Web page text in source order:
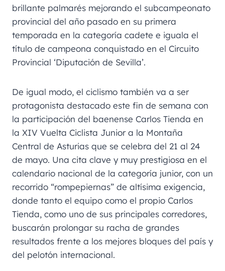
brillante palmarés mejorando el subcampeonato
provincial del año pasado en su primera
temporada en la categoría cadete e iguala el
título de campeona conquistado en el Circuito
Provincial ‘Diputación de Sevilla’.
De igual modo, el ciclismo también va a ser
protagonista destacado este fin de semana con
la participación del baenense Carlos Tienda en
la XIV Vuelta Ciclista Junior a la Montaña
Central de Asturias que se celebra del 21 al 24
de mayo. Una cita clave y muy prestigiosa en el
calendario nacional de la categoría junior, con un
recorrido “rompepiernas” de altísima exigencia,
donde tanto el equipo como el propio Carlos
Tienda, como uno de sus principales corredores,
buscarán prolongar su racha de grandes
resultados frente a los mejores bloques del país y
del pelotón internacional.